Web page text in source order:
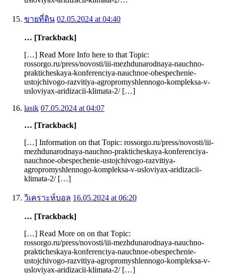
ขายที่ดิน 02.05.2024 at 04:40
… [Trackback]
[…] Read More Info here to that Topic:
rossorgo.ru/press/novosti/iii-mezhdunarodnaya-nauchno-
prakticheskaya-konferenciya-nauchnoe-obespechenie-
ustojchivogo-razvitiya-agropromyshlennogo-kompleksa-v-
usloviyax-aridizacii-klimata-2/ […]
lasik 07.05.2024 at 04:07
… [Trackback]
[…] Information on that Topic: rossorgo.ru/press/novosti/iii-
mezhdunarodnaya-nauchno-prakticheskaya-konferenciya-
nauchnoe-obespechenie-ustojchivogo-razvitiya-
agropromyshlennogo-kompleksa-v-usloviyax-aridizacii-
klimata-2/ […]
วิเคราะห์บอล 16.05.2024 at 06:20
… [Trackback]
[…] Read More on on that Topic:
rossorgo.ru/press/novosti/iii-mezhdunarodnaya-nauchno-
prakticheskaya-konferenciya-nauchnoe-obespechenie-
ustojchivogo-razvitiya-agropromyshlennogo-kompleksa-v-
usloviyax-aridizacii-klimata-2/ […]